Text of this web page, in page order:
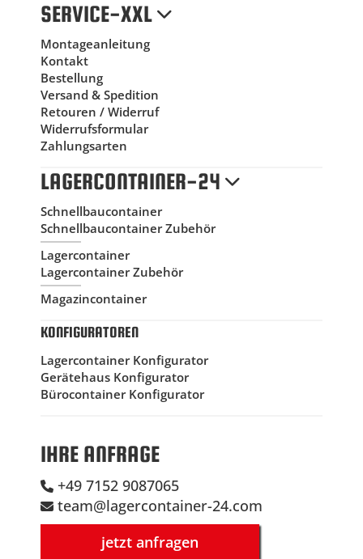
SERVICE-XXL
Montageanleitung
Kontakt
Bestellung
Versand & Spedition
Retouren / Widerruf
Widerrufsformular
Zahlungsarten
LAGERCONTAINER-24
Schnellbaucontainer
Schnellbaucontainer Zubehör
Lagercontainer
Lagercontainer Zubehör
Magazincontainer
KONFIGURATOREN
Lagercontainer Konfigurator
Gerätehaus Konfigurator
Bürocontainer Konfigurator
IHRE ANFRAGE
+49 7152 9087065
team@lagercontainer-24.com
jetzt anfragen